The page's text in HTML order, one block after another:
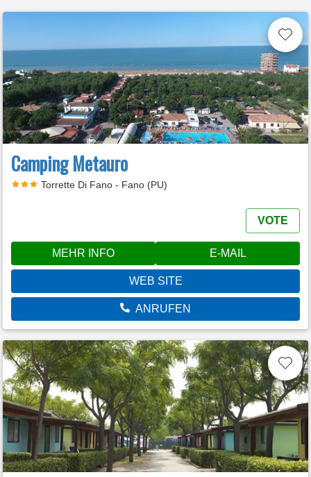
Camping Metauro
Torrette Di Fano - Fano (PU)
VOTE
MEHR INFO E-MAIL
WEB SITE
ANRUFEN